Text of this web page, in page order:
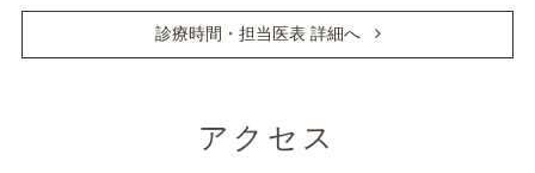
診療時間・担当医表 詳細へ
アクセス